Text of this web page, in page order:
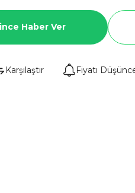
Haber Ver
Karşılaştır Fiyatı